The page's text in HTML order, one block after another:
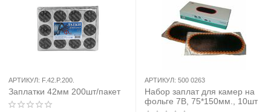
АРТИКУЛ: F.42.P.200.
Заплатки 42мм 200шт/пакет
АРТИКУЛ: 500 0263
Набор заплат для камер на
фольге 7B, 75*150мм., 10шт